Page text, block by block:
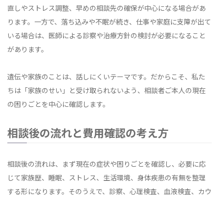
直しやストレス調整、早めの相談先の確保が中心になる場合があ
ります。一方で、落ち込みや不眠が続き、仕事や家庭に支障が出て
いる場合は、医師による診察や治療方針の検討が必要になること
があります。
遺伝や家族のことは、話しにくいテーマです。だからこそ、私た
ちは「家族のせい」と受け取られないよう、相談者ご本人の現在
の困りごとを中心に確認します。
相談後の流れと費用確認の考え方
相談後の流れは、まず現在の症状や困りごとを確認し、必要に応
じて家族歴、睡眠、ストレス、生活環境、身体疾患の有無を整理
する形になります。そのうえで、診察、心理検査、血液検査、カウ